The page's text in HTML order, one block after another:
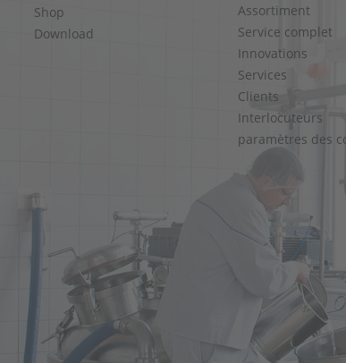
Shop
Download
Assortiment
Service complet
Innovations
Services
Clients
Interlocuteurs
paramètres des